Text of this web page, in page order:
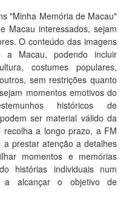
"Minha Memória de Macau"
Macau interessados, sejam
O conteúdo das imagens
a Macau, podendo incluir
costumes populares,
sem restrições quanto
momentos emotivos do
históricos de
ser material válido da
a longo prazo, a FM
prestar atenção a detalhes
momentos e memórias
histórias individuais num
alcançar o objetivo de